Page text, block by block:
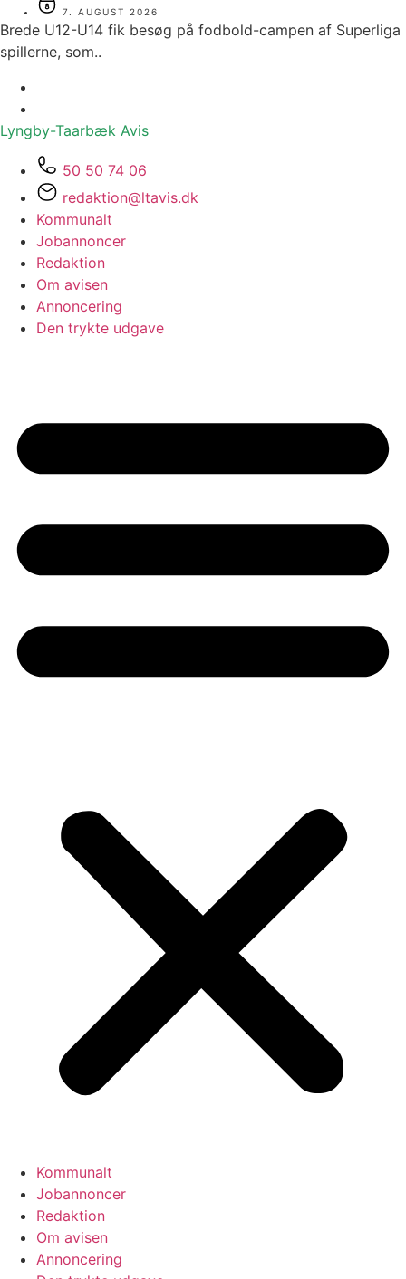
7. AUGUST 2026
Brede U12-U14 fik besøg på fodbold-campen af Superliga
spillerne, som..
Lyngby-Taarbæk Avis
50 50 74 06
redaktion@ltavis.dk
Kommunalt
Jobannoncer
Redaktion
Om avisen
Annoncering
Den trykte udgave
Kommunalt
Jobannoncer
Redaktion
Om avisen
Annoncering